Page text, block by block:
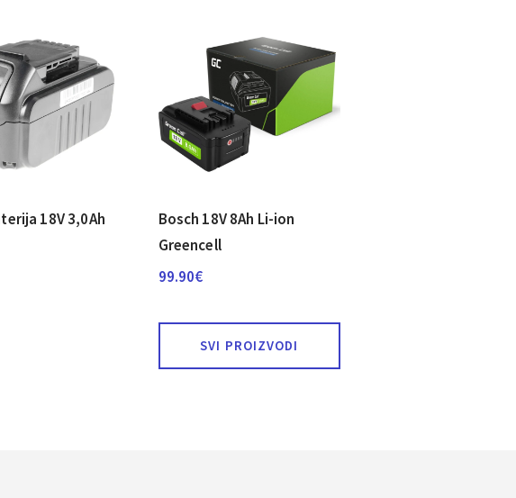
18V 3,0Ah
Bosch 18V 8Ah Li-ion
Greencell
99.90€
SVI PROIZVODI